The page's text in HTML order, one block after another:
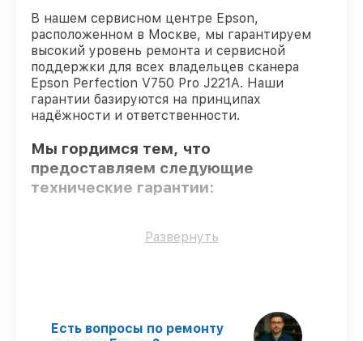
В нашем сервисном центре Epson,
расположенном в Москве, мы гарантируем
высокий уровень ремонта и сервисной
поддержки для всех владельцев сканера
Epson Perfection V750 Pro J221A. Наши
гарантии базируются на принципах
надёжности и ответственности.
Мы гордимся тем, что
предоставляем следующие
технические гарантии:
Использование оригинальных
Выполнение работ вовремя
–
Развернуть
Есть вопросы по ремонту